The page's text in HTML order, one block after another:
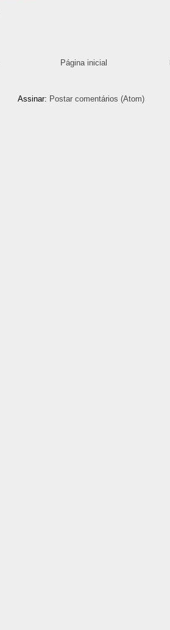
Página inicial
Assinar: Postar comentários (Atom)